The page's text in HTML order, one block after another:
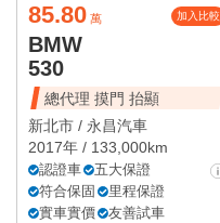
85.80 萬 加入比較
BMW
530
總代理 摸門 抬顯
新北市 / 永昌汽車
2017年 / 133,000km
認證車
五大保證
符合保固
里程保證
實車實價
友善試車